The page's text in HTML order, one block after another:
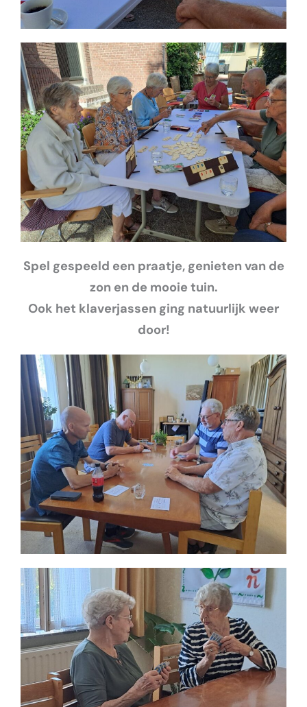
Spel gespeeld een praatje, genieten van de
zon en de mooie tuin.
Ook het klaverjassen ging natuurlijk weer
door!